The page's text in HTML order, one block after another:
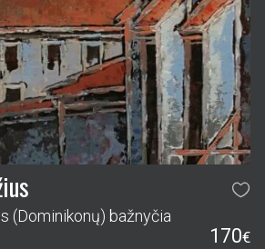
(Dominikonų) bažnyčia
170€